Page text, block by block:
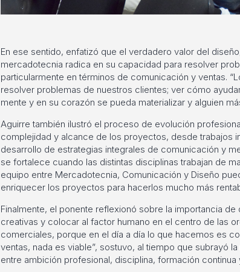
En ese sentido, enfatizó que el verdadero valor del
mercadotecnia radica en su capacidad para resolver
particularmente en términos de comunicación y ventas.
resolver problemas de nuestros clientes; ver cómo
mente y en su corazón se pueda materializar y alguien
Aguirre también ilustró el proceso de evolución
complejidad y alcance de los proyectos, desde trabajos
desarrollo de estrategias integrales de comunicación y
se fortalece cuando las distintas disciplinas trabajan de
equipo entre Mercadotecnia, Comunicación y Diseño
enriquecer los proyectos para hacerlos mucho más
Finalmente, el ponente reflexionó sobre la importancia
creativas y colocar al factor humano en el centro de las
comerciales, porque en el día a día lo que hacemos es
ventas, nada es viable”, sostuvo, al tiempo que subrayó
entre ambición profesional, disciplina, formación continua